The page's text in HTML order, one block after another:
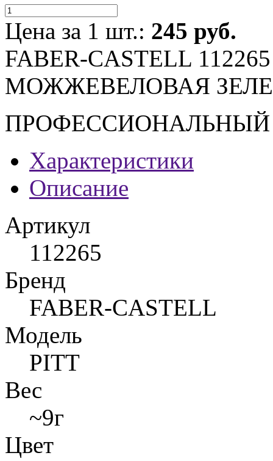
Цена за 1 шт.: 245 руб.
FABER-CASTELL
МОЖЖЕВЕЛОВАЯ
Характеристики
Описание
Артикул
112265
Бренд
FABER-CASTELL
Модель
PITT
Вес
~9г
Цвет